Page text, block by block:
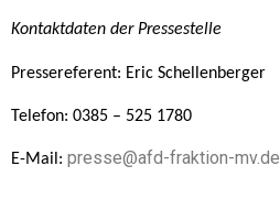
Kontaktdaten der Pressestelle
Pressereferent: Eric Schellenberger
Telefon: 0385 – 525 1780
E-Mail: presse@afd-fraktion-mv.de